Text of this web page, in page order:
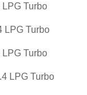
Turbo
LPG Turbo
Turbo
LPG Turbo